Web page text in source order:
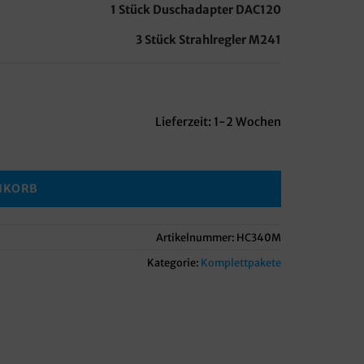
1 Stück Duschadapter DAC120
3 Stück Strahlregler M241
Lieferzeit: 1-2 Wochen
Artikelnummer: HC340M
Kategorie: Komplettpakete